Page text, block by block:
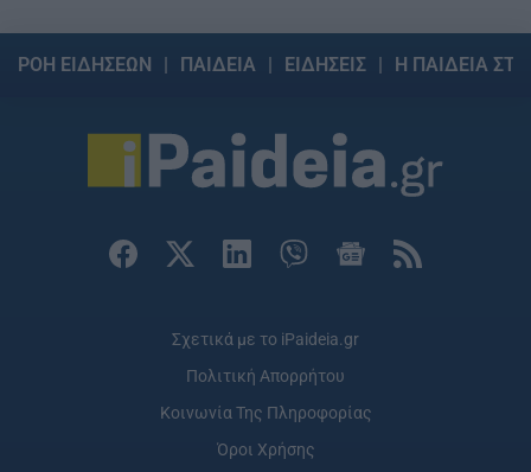
ΡΟΗ ΕΙΔΗΣΕΩΝ ΠΑΙΔΕΙΑ ΕΙΔΗΣΕΙΣ Η ΠΑΙΔΕΙΑ
Σχετικά με το iPaideia.gr
Πολιτική Απορρήτου
Κοινωνία Της Πληροφορίας
Όροι Χρήσης